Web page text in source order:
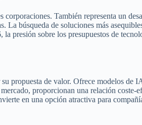
corporaciones. También representa un
La búsqueda de soluciones más
presión sobre los presupuestos de
propuesta de valor. Ofrece modelos de
proporcionan una relación coste-
en una opción atractiva para